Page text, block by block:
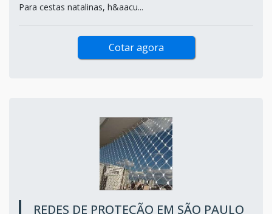
Para cestas natalinas, h&aacu...
Cotar agora
REDES DE PROTEÇÃO EM SÃO PAULO